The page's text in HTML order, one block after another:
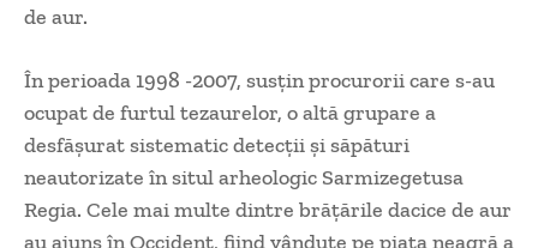
de aur.
În perioada 1998 -2007, susţin procurorii care s-au
ocupat de furtul tezaurelor, o altă grupare a
desfăşurat sistematic detecţii şi săpături
neautorizate în situl arheologic Sarmizegetusa
Regia. Cele mai multe dintre brăţările dacice de aur
au ajuns în Occident, fiind vândute pe piaţa neagră a